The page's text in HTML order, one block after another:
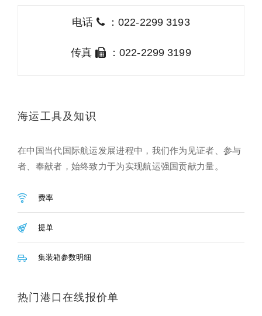
电话 ：022-2299 3193
传真 ：022-2299 3199
海运工具及知识
在中国当代国际航运发展进程中，我们作为见证者、参与
者、奉献者，始终致力于为实现航运强国贡献力量。
费率
提单
集装箱参数明细
热门港口在线报价单